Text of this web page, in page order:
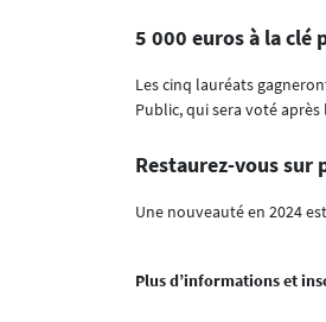
5 000 euros à la clé
Les cinq lauréats
Public, qui sera voté
Restaurez-vous sur
Une nouveauté en 2024
Plus d’informations et